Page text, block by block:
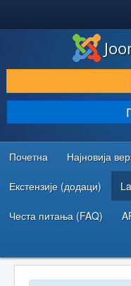
ПРЕУЗИМАЊЕ И
ОТКРИЈТЕ И НАУЧИТЕ
ЗАЈЕДНИЦА И ПОДРШКА
РЕСУРСИ ЗА РАЗВОЈ
Почетна Најновија
Екстензије (додаци)
Честа питања (FAQ)